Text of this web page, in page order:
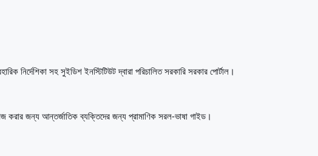
নির্দেশিকা সহ সুইডিশ ইনস্টিটিউট দ্বারা পরিচালিত সরকারি সরকার পোর্টাল।
করার জন্য আন্তর্জাতিক ব্যক্তিদের জন্য প্রামাণিক সরল-ভাষা গাইড।